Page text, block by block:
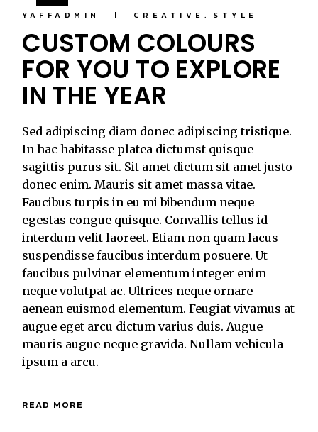
YAFFADMIN CREATIVE STYLE
CUSTOM COLOURS
FOR YOU TO EXPLORE
IN THE YEAR
Sed adipiscing diam donec adipiscing tristique.
In hac habitasse platea dictumst quisque
sagittis purus sit. Sit amet dictum sit amet justo
donec enim. Mauris sit amet massa vitae.
Faucibus turpis in eu mi bibendum neque
egestas congue quisque. Convallis tellus id
interdum velit laoreet. Etiam non quam lacus
suspendisse faucibus interdum posuere. Ut
faucibus pulvinar elementum integer enim
neque volutpat ac. Ultrices neque ornare
aenean euismod elementum. Feugiat vivamus at
augue eget arcu dictum varius duis. Augue
mauris augue neque gravida. Nullam vehicula
ipsum a arcu.
READ MORE